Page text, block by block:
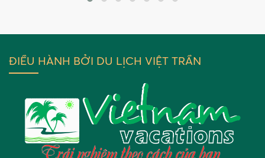
ĐIỀU HÀNH BỞI DU LỊCH VIỆT TRẦN